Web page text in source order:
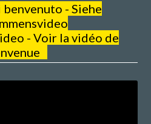
- Siehe
- Voir la vidéo de